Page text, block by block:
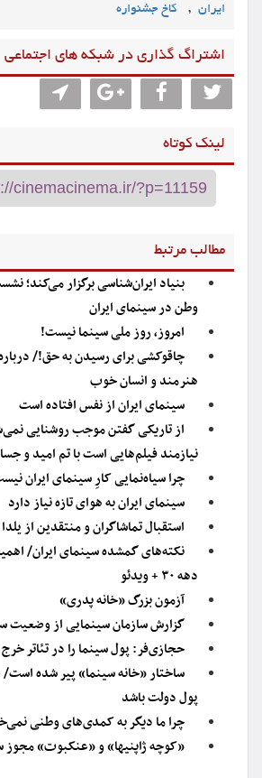
ایران , کاخ جشنواره
اشتراگ گذاری در شبکه های اجتماعی
لینک کوتاه
مطالب مرتبط
بنیاد ایران‌شناسی برگزار می‌کند؛
وطن در سینمای ایران
امروز، روز ملی سینما نیست!
چاقوکشی برای رسیدن به حق!/
هنرمند و انسان خوب
سینمای ایران از نفس افتاده است
از تاریکی گفتن موجب روشنایی
نیازمند فیلم‌هایی است با تم امید و
چرا سیاه‌نمایی کارِ سینمای ایران
سینمای ایران به هوای تازه نیاز دارد
استقبال تماشاگران و منتقدین از
نکته‌های گمشده سینمای ایران/
دهه ۳۰ + ویدئو
آزمون بزرگ «خانه پدری»
گزارش سازمان سینمایی از وضعیت
حجازی‌فر: پول سینما را در تئاتر
ساختار «خانه سینما» پیر شده است/
پول دولت باشد
چرا ما دیگر به کمدی‌‌های وطنی
«کوچه ژاپنی‎ها» و «عنکبوت» مجوز ساخت گرفتند